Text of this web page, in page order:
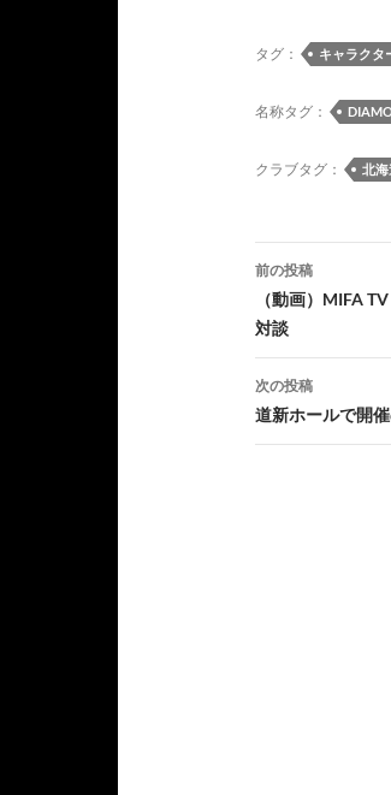
e
b
o
o
k
タグ： キャラクタ
名称タグ：
クラブタグ： 北
投
稿
ナ
ビ
ゲ
前の投稿
（動画）MIFA
対談
次の投稿
道新ホールで開